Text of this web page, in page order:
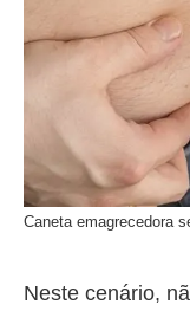
Caneta emagrecedora
Neste cenário,